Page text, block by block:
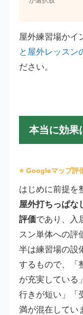
屋外練習場かイ
と屋外レッスン
ださい。
本当に効果
⭐ Googleマップ評
はじめに前提を
屋外打ちっぱな
評価であり、入
スン単体への評
半は練習場の設
するもので、「
が充実している
行きが短い」「
満が混在してい